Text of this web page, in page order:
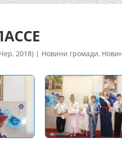
2018)| Новини громади,